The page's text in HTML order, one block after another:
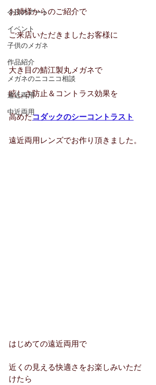
今日のアート
イベント
子供のメガネ
作品紹介
メガネのニコニコ相談
遠近両用
中近両用
お姉様からのご紹介で
ご来店いただきましたお客様に
大き目の鯖江製丸メガネで
眩しさ防止＆コントラス効果を
高めたコダックのシーコントラスト
遠近両用レンズでお作り頂きました。
はじめての遠近両用で
近くの見える快適さをお楽しみいただ
けたら